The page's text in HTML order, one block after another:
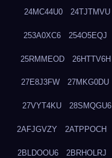
24MC44U0 24TJTMVU
253A0XC6 254O5EQJ
25RMMEOD 26HTTV6H
27E8J3FW 27MKG0DU
27VYT4KU 28SMQGU6
2AFJGVZY 2ATPPOCH
2BLDOOU6 2BRHOLRJ